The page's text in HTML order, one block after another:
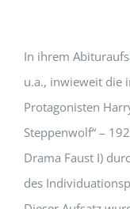
In ihrem
u.a., inwieweit die
Protagonisten
Steppenwolf“ –
Drama Faust I)
des